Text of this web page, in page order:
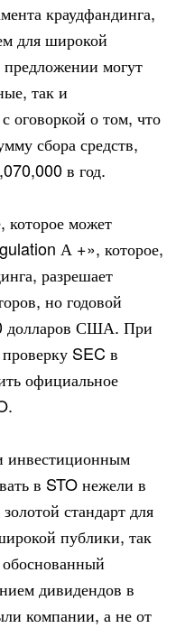
краудфандинга,
для широкой
предложении могут
так и
оговоркой о том, что
сбора средств,
в год.
которое может
А +», которое,
разрешает
но годовой
долларов США. При
SEC в
официальное
инвестиционным
в STO нежели в
стандарт для
публики, так
дивидендов в
компании, а не от